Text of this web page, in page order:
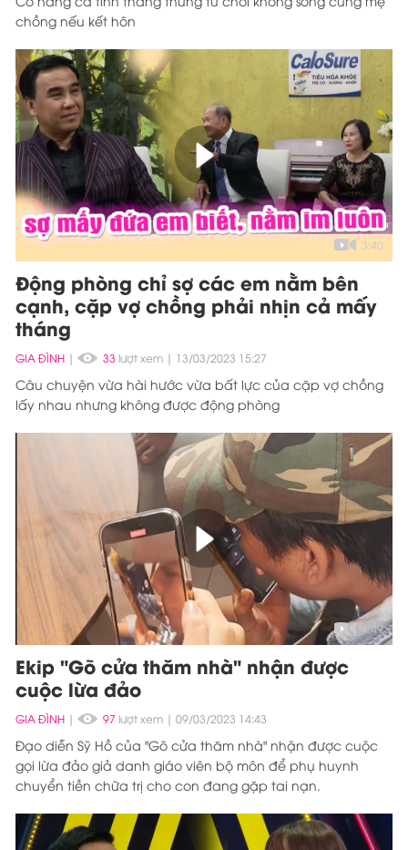
chồng nếu kết hôn
3:40
Động phòng chỉ sợ các em nằm bên
cạnh, cặp vợ chồng phải nhịn cả mấy
tháng
GIA ĐÌNH | 33 lượt xem 13/03/2023 15:27
Câu chuyện vừa hài hước vừa bất lực của cặp vợ chồng
lấy nhau nhưng không được động phòng
1:49
Ekip "Gõ cửa thăm nhà" nhận được
cuộc lừa đảo
GIA ĐÌNH | 97 lượt xem 09/03/2023 14:43
Đạo diễn Sỹ Hồ của "Gõ cửa thăm nhà" nhận được cuộc
gọi lừa đảo giả danh giáo viên bộ môn để phụ huynh
chuyển tiền chữa trị cho con đang gặp tai nạn.